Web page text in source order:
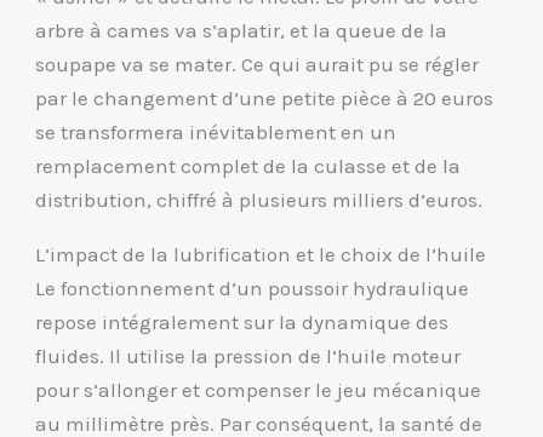
arbre à cames va s’aplatir, et la queue de la
soupape va se mater. Ce qui aurait pu se régler
par le changement d’une petite pièce à 20 euros
se transformera inévitablement en un
remplacement complet de la culasse et de la
distribution, chiffré à plusieurs milliers d’euros.
L’impact de la lubrification et le choix de l’huile
Le fonctionnement d’un poussoir hydraulique
repose intégralement sur la dynamique des
fluides. Il utilise la pression de l’huile moteur
pour s’allonger et compenser le jeu mécanique
au millimètre près. Par conséquent, la santé de